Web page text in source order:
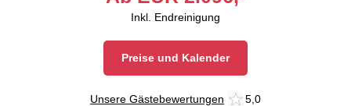
Inkl. Endreinigung
Preise und Kalender
Unsere Gästebewertungen 5,0